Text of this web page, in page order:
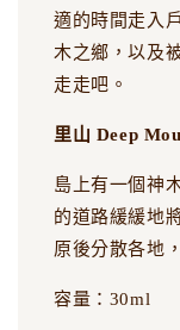
適的時間走入
木之鄉，以及
走走吧。
里山 Deep
島上有一個神
的道路緩緩地
原後分散各地
容量：30ml